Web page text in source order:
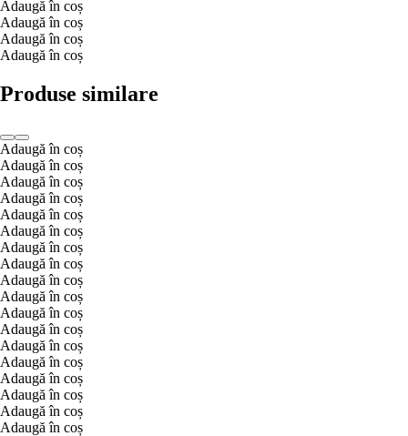
Adaugă în coș
Adaugă în coș
Adaugă în coș
Adaugă în coș
Produse similare
Adaugă în coș
Adaugă în coș
Adaugă în coș
Adaugă în coș
Adaugă în coș
Adaugă în coș
Adaugă în coș
Adaugă în coș
Adaugă în coș
Adaugă în coș
Adaugă în coș
Adaugă în coș
Adaugă în coș
Adaugă în coș
Adaugă în coș
Adaugă în coș
Adaugă în coș
Adaugă în coș